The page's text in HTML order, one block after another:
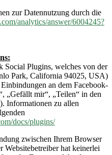
zur Datennutzung durch die
analytics/answer/6004245?
Social Plugins, welches von der
Park, California 94025, USA)
an dem Facebook-
„Gefällt mir“, „Teilen“ in den
Informationen zu allen
docs/plugins/
zwischen Ihrem Browser
Websitebetreiber hat keinerlei